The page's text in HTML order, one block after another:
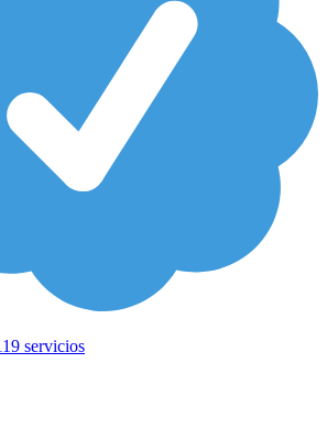
servicios